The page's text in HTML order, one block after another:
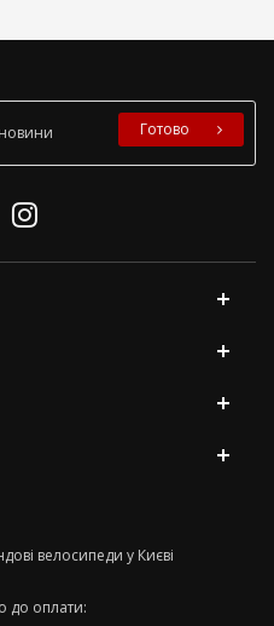
Готово
велосипеди у Києві
до оплати: